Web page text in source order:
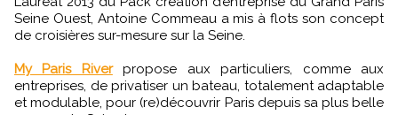
Seine Ouest, Antoine Commeau a mis à flots son concept
de croisières sur-mesure sur la Seine.
My Paris Riverpropose aux particuliers, comme aux
entreprises, de privatiser un bateau, totalement adaptable
et modulable, pour (re)découvrir Paris depuis sa plus belle